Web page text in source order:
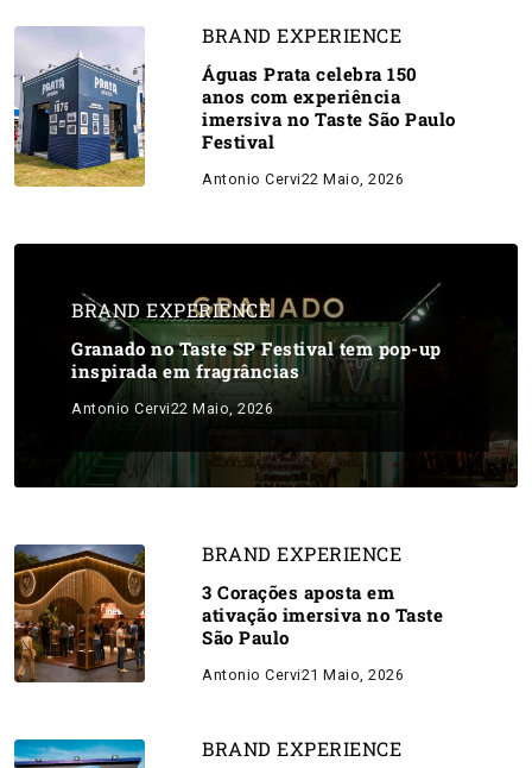
BRAND EXPERIENCE
Águas Prata celebra 150
anos com experiência
imersiva no Taste São Paulo
Festival
Antonio Cervi22 Maio, 2026
BRAND EXPERIENCE
Granado no Taste SP Festival tem pop-up
inspirada em fragrâncias
Antonio Cervi22 Maio, 2026
BRAND EXPERIENCE
3 Corações aposta em
ativação imersiva no Taste
São Paulo
Antonio Cervi21 Maio, 2026
BRAND EXPERIENCE